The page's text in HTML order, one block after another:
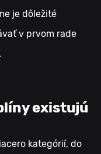
je dôležité
v prvom rade
existujú
kategórií, do